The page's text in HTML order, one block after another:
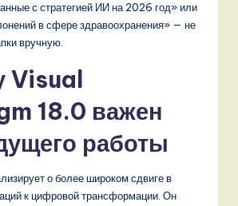
с стратегией ИИ на 2026 год» или
в сфере здравоохранения» — не
вручную.
Visual
18.0 важен
работы
о более широком сдвиге в
к цифровой трансформации. Он